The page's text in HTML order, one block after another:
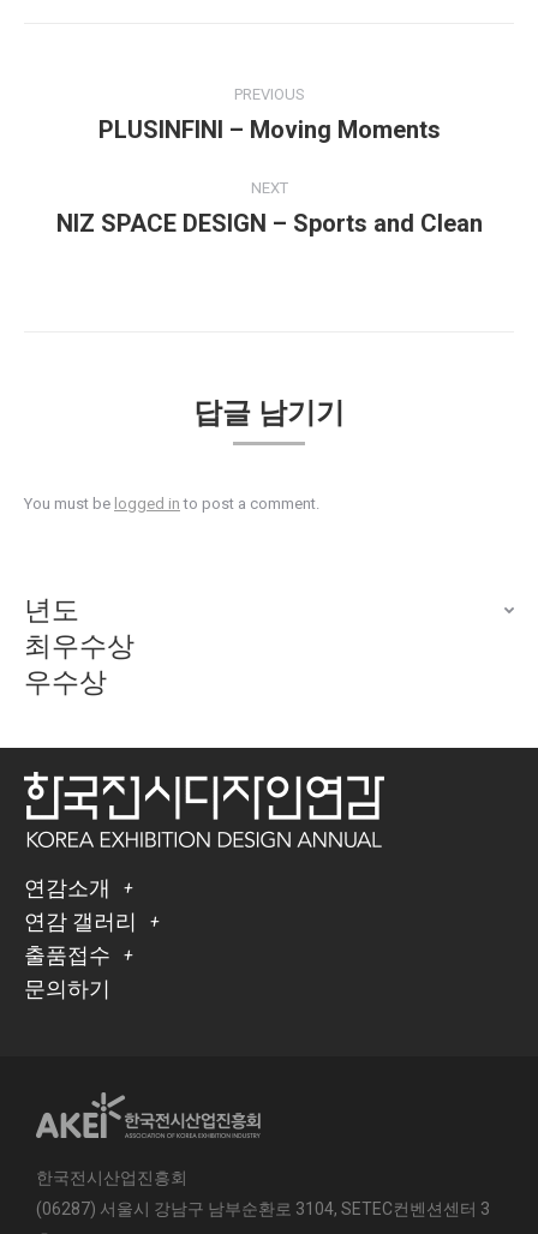
PREVIOUS
PLUSINFINI – Moving Moments
NEXT
NIZ SPACE DESIGN – Sports and Clean
답글 남기기
You must be logged in to post a comment.
년도
최우수상
우수상
연감소개
연감 갤러리
출품접수
문의하기
한국전시산업진흥회
(06287) 서울시 강남구 남부순환로 3104, SETEC컨벤션센터 3